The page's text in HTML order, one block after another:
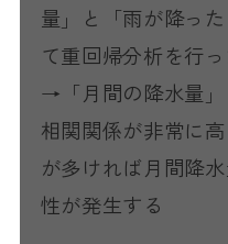
量」と「雨が降っ
て重回帰分析を行
→「月間の降水量
相関関係が非常に
が多ければ月間降
性が発生する